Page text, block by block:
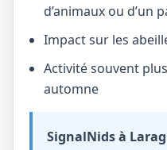
d’animaux ou d’un
Impact sur les
Activité souvent
automne
SignalNids à